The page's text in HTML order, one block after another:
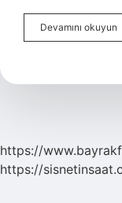
Devamını okuyun
https://
https://